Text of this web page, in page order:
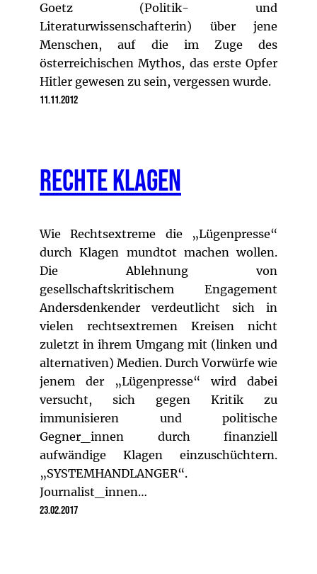
Goetz (Politik- und
Literaturwissenschafterin) über jene
Menschen, auf die im Zuge des
österreichischen Mythos, das erste Opfer
Hitler gewesen zu sein, vergessen wurde.
11.11.2012
Rechte Klagen
Wie Rechtsextreme die „Lügenpresse“
durch Klagen mundtot machen wollen.
Die Ablehnung von
gesellschaftskritischem Engagement
Andersdenkender verdeutlicht sich in
vielen rechtsextremen Kreisen nicht
zuletzt in ihrem Umgang mit (linken und
alternativen) Medien. Durch Vorwürfe wie
jenem der „Lügenpresse“ wird dabei
versucht, sich gegen Kritik zu
immunisieren und politische
Gegner_innen durch finanziell
aufwändige Klagen einzuschüchtern.
„SYSTEMHANDLANGER“.
Journalist_innen…
23.02.2017